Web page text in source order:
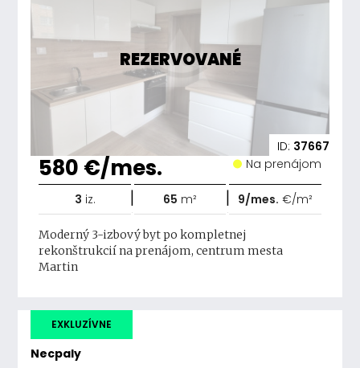
REZERVOVANÉ
ID: 37667
580 €/mes. Na prenájom
3 iz. | 65 m² | 9/mes. €/m²
Moderný 3-izbový byt po kompletnej
rekonštrukcií na prenájom, centrum mesta
Martin
Necpaly
EXKLUZÍVNE